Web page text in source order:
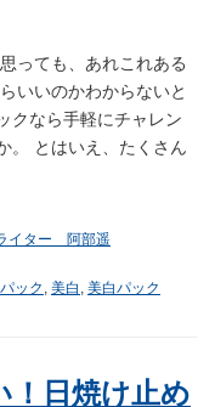
っても、あれこれある
いいのかわからないと
クなら手軽にチャレン
。 とはいえ、たくさん
イター 阿部遥
パック , 美白 , 美白パック
！日焼け止め